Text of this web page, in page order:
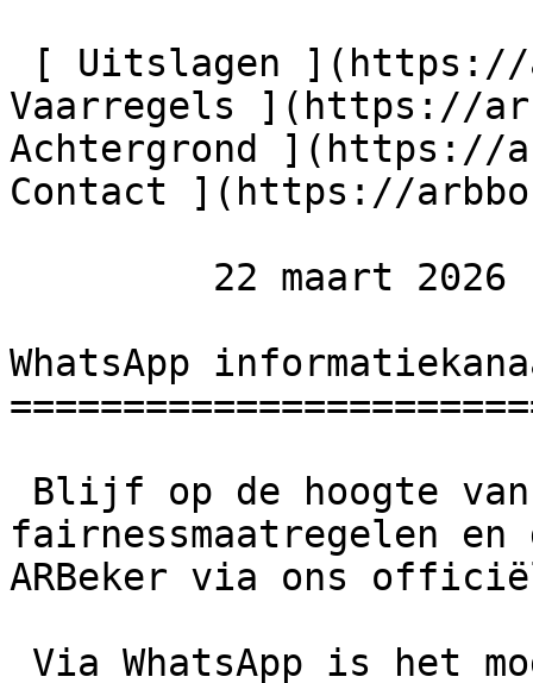
Vaarregels ](https://
Achtergrond ](https://
Contact ](https://
WhatsApp
fairnessmaatregelen en
ARBeker via ons